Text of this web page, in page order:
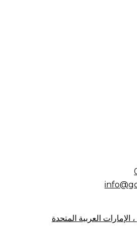
الإمارات العربية المتحدة